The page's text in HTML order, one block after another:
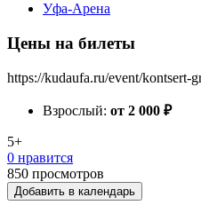
Уфа-Арена
Цены на билеты
https://kudaufa.ru/event/kontsert-
Взрослый: от 2 000 ₽
5+
0 нравится
850 просмотров
Добавить в календарь